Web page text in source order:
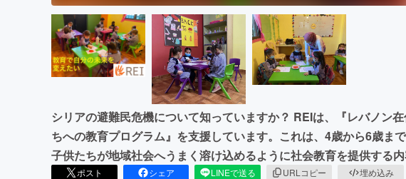
シリアの避難民危機について知っていますか？ REIは、『レバノン
ちへの教育プログラム』を支援しています。これは、4歳から6歳ま
子供たちが地域社会へうまく溶け込めるように社会教育を提供する内
ポスト シェア LINEで送る URLコピー 埋め込み